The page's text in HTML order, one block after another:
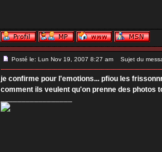
Posté le: Lun Nov 19, 2007 8:27 am Sujet du
je confirme pour l'emotions... pfiou les
comment ils veulent qu'on prenne des photos
_________________